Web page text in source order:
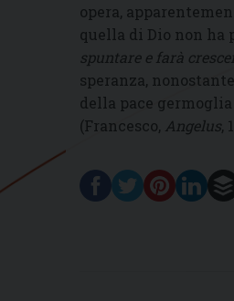
opera,
quella di Dio non ha
spuntare e farà
speranza,
della pace
(Francesco, Angelus,